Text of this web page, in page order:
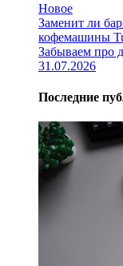
Новое
Заменит ли
кофемашины
Забываем про
31.07.2026
Последние